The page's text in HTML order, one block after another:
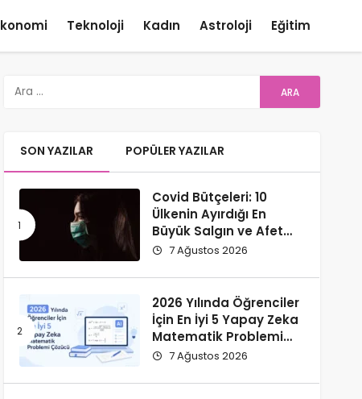
Teknoloji Kadın Astroloji Eğitim
SON YAZILAR POPÜLER YAZILAR
Covid Bütçeleri: 10
Ülkenin Ayırdığı En
Büyük Salgın ve Afet
Bütçeleri
7 Ağustos 2026
2026 Yılında Öğrenciler
İçin En İyi 5 Yapay Zeka
Matematik Problemi
Çözücü
7 Ağustos 2026